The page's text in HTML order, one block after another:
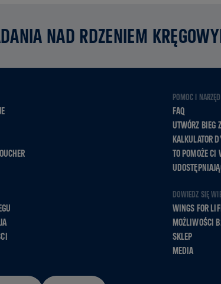
NAD RDZENIEM
POMOC I
FAQ
UTWÓRZ BIEG
KALKULATOR
TO POMOŻE CI
DOWIEDZ SIĘ
WINGS FOR
MOŻLIWOŚCI
SKLEP
MEDIA